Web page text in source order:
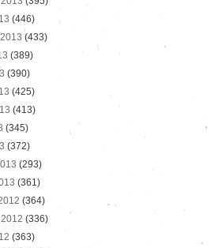
(446)
(433)
(389)
(390)
(425)
(413)
(345)
(372)
(293)
(361)
(364)
(336)
(363)